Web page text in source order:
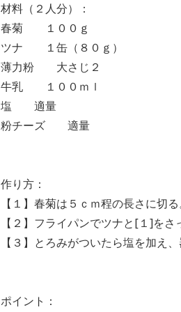
材料（２人分）：
春菊 １００ｇ
ツナ １缶（８０ｇ）
薄力粉 大さじ２
牛乳 １００ｍｌ
塩 適量
粉チーズ 適量
作り方：
【１】春菊は５ｃｍ程の長さに切る
【２】フライパンでツナと[１]を
【３】とろみがついたら塩を加え
ポイント：